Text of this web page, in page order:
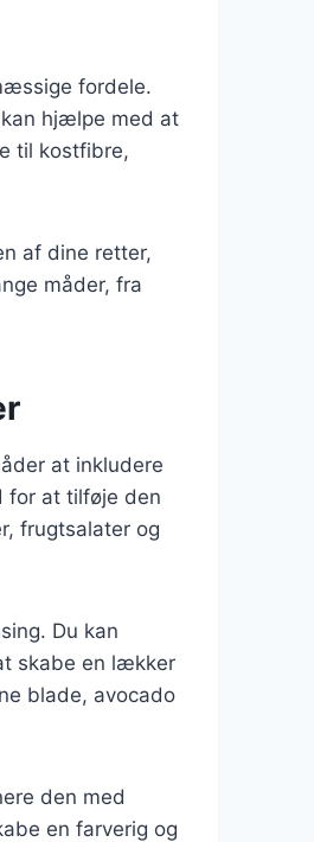
fordele.
hjælpe med at
til kostfibre,
af dine retter,
måder, fra
at inkludere
for at tilføje den
frugtsalater og
Du kan
skabe en lækker
blade, avocado
den med
en farverig og